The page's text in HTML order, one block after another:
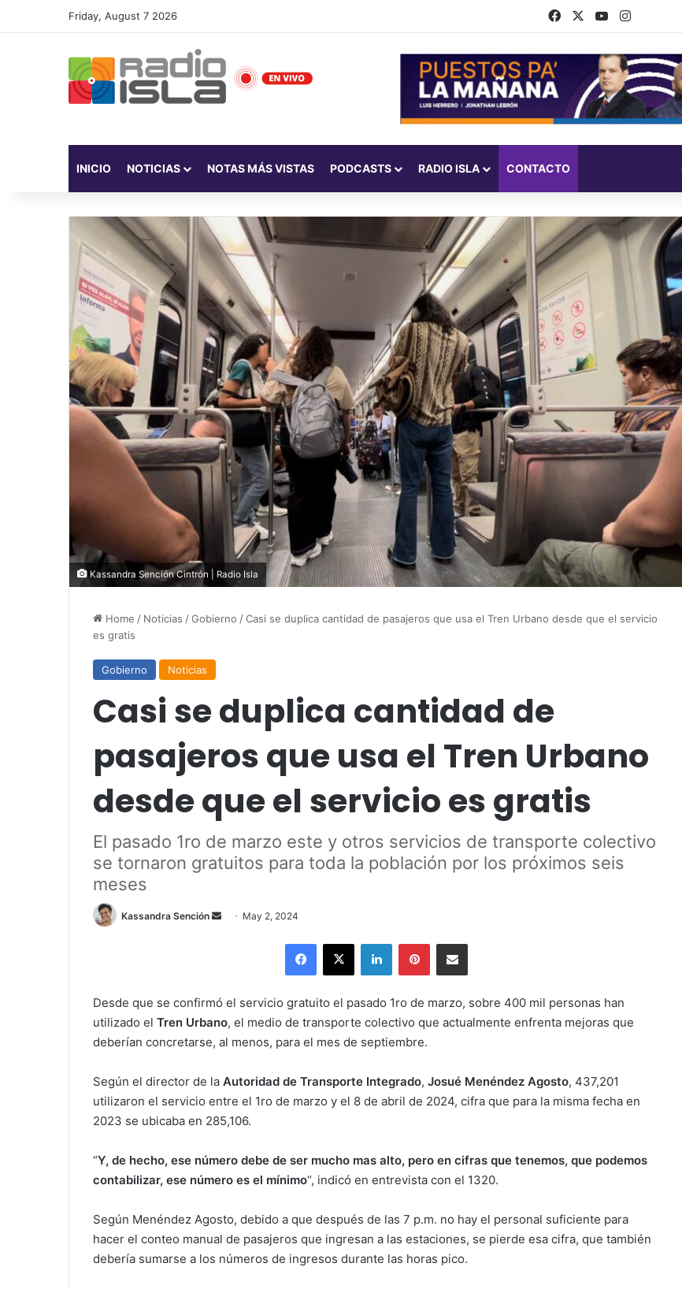
Friday, August 7 2026 FacebookYouTubeInstagram
INICIO NOTICIAS NOTAS MÁS VISTAS PODCASTS RADIO ISLA CONTACTO
Kassandra Sención Cintrón | Radio Isla
Home / Noticias /Gobierno /Casi se duplica cantidad de pasajeros que usa el Tren Urbano desde que el servicio
es gratis
Gobierno Noticias
Casi se duplica cantidad de
pasajeros que usa el Tren Urbano
desde que el servicio es gratis
El pasado 1ro de marzo este y otros servicios de transporte colectivo
se tornaron gratuitos para toda la población por los próximos seis
meses
Kassandra Sención
Send May 2, 2024
Facebook
X LinkedInPinterestShare via Email
Desde que se confirmó el servicio gratuito el pasado 1ro de marzo, sobre 400 mil personas han
utilizado el Tren Urbano, el medio de transporte colectivo que actualmente enfrenta mejoras que
deberían concretarse, al menos, para el mes de septiembre.
Según el director de la Autoridad de Transporte Integrado, Josué Menéndez Agosto, 437,201
utilizaron el servicio entre el 1ro de marzo y el 8 de abril de 2024, cifra que para la misma fecha en
2023 se ubicaba en 285,106.
“Y, de hecho, ese número debe de ser mucho mas alto, pero en cifras que tenemos, que podemos
contabilizar, ese número es el mínimo“, indicó en entrevista con el 1320.
Según Menéndez Agosto, debido a que después de las 7 p.m. no hay el personal suficiente para
hacer el conteo manual de pasajeros que ingresan a las estaciones, se pierde esa cifra, que también
debería sumarse a los números de ingresos durante las horas pico.